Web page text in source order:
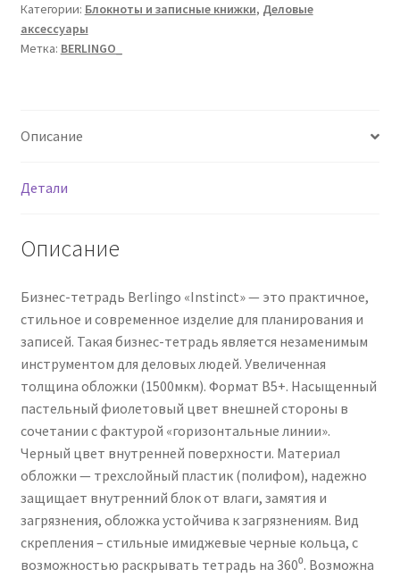
80л.,
Berlingo
"Instinct",
с
зам.
м2,
(полифом)
обл.,
линейка-
заклад.,
лаванда/
чер.
Категории: Блокноты и записные книжки, Деловые
аксессуары
Метка: BERLINGO_
Описание
Детали
Описание
Бизнес-тетрадь Berlingo «Instinct» — это практичное,
стильное и современное изделие для планирования и
записей. Такая бизнес-тетрадь является незаменимым
инструментом для деловых людей. Увеличенная
толщина обложки (1500мкм). Формат В5+. Насыщенный
пастельный фиолетовый цвет внешней стороны в
сочетании с фактурой «горизонтальные линии».
Черный цвет внутренней поверхности. Материал
обложки — трехслойный пластик (полифом), надежно
защищает внутренний блок от влаги, замятия и
загрязнения, обложка устойчива к загрязнениям. Вид
скрепления – стильные имиджевые черные кольца, с
возможностью раскрывать тетрадь на 360⁰. Возможна